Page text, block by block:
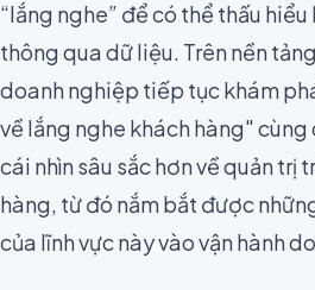
“lắng nghe” để có thể thấu
thông qua dữ liệu. Trên nền
doanh nghiệp tiếp tục khám
về lắng nghe khách hàng"cùng
cái nhìn sâu sắc hơn về quản trị
hàng, từ đó nắm bắt được
của lĩnh vực này vào vận hành